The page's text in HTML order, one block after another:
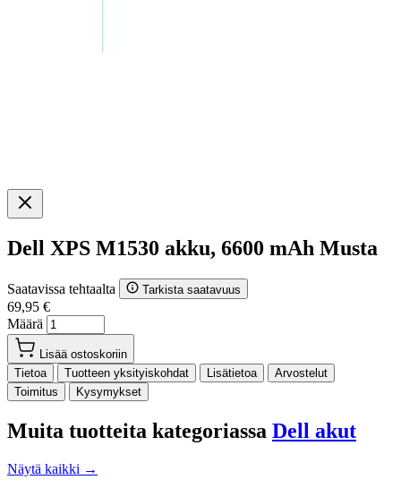
Dell XPS M1530 akku, 6600 mAh Musta
Saatavissa tehtaalta Tarkista saatavuus
69,95 €
Määrä
Lisää ostoskoriin
Tietoa
Tuotteen yksityiskohdat Lisätietoa
Arvostelut
Toimitus
Kysymykset
Muita tuotteita kategoriassa Dell akut
Näytä kaikki →